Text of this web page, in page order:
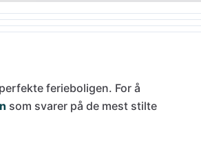
ferieboligen. For å
som svarer på de mest stilte